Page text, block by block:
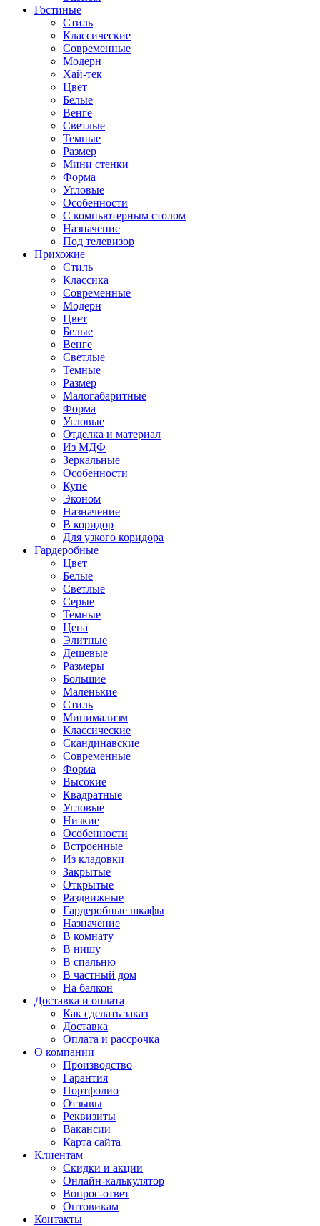
Гостиные
Стиль
Классические
Современные
Модерн
Хай-тек
Цвет
Белые
Венге
Светлые
Темные
Размер
Мини стенки
Форма
Угловые
Особенности
С компьютерным столом
Назначение
Под телевизор
Прихожие
Стиль
Классика
Современные
Модерн
Цвет
Белые
Венге
Светлые
Темные
Размер
Малогабаритные
Форма
Угловые
Отделка и материал
Из МДФ
Зеркальные
Особенности
Купе
Эконом
Назначение
В коридор
Для узкого коридора
Гардеробные
Цвет
Белые
Светлые
Серые
Темные
Цена
Элитные
Дешевые
Размеры
Большие
Маленькие
Стиль
Минимализм
Классические
Скандинавские
Современные
Форма
Высокие
Квадратные
Угловые
Низкие
Особенности
Встроенные
Из кладовки
Закрытые
Открытые
Раздвижные
Гардеробные шкафы
Назначение
В комнату
В нишу
В спальню
В частный дом
На балкон
Доставка и оплата
Как сделать заказ
Доставка
Оплата и рассрочка
О компании
Производство
Гарантия
Портфолио
Отзывы
Реквизиты
Вакансии
Карта сайта
Клиентам
Скидки и акции
Онлайн-калькулятор
Вопрос-ответ
Оптовикам
Контакты